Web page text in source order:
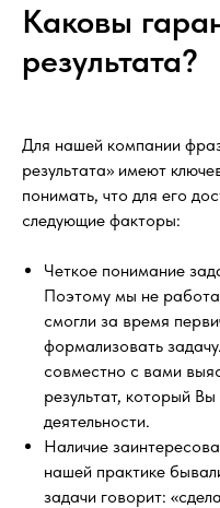
Каковы
результата?
Для нашей компании
результата» имеют
понимать, что для его
следующие факторы:
Четкое понимание
Поэтому мы не
смогли за время
формализовать
совместно с вами
результат, который
деятельности.
Наличие
нашей практике
задачи говорит: